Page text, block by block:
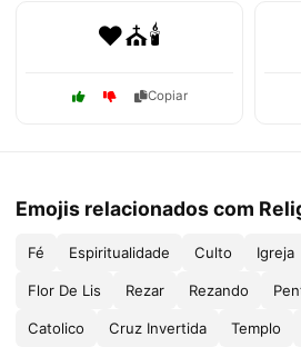
❤️⛪🕯️
Copiar
Emojis relacionados com
Fé Espiritualidade Culto Igreja
Flor De Lis Rezar Rezando
Catolico Cruz Invertida Templo